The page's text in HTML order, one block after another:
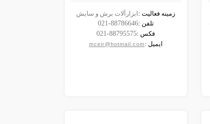
مشاهده
شرکت
زمینه فعالیت :ابزارآلات برش و سایش
تلفن :021-88786646
فکس :021-88795575
ایمیل :mceir@hotmail.com